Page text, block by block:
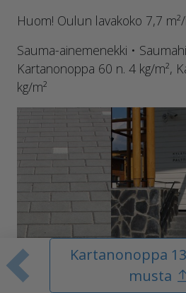
Edellinen
Kartanonoppa
musta
Huom! Oulun lavakoko 7,7
Sauma-ainemenekki •
Kartanonoppa 60 n. 4 kg/m²,
kg/m²